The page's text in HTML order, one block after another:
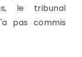
le tribunal
pas commis